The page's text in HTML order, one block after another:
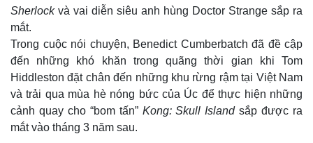
Sherlock và vai diễn siêu anh hùng Doctor Strange sắp ra
mắt.
Trong cuộc nói chuyện, Benedict Cumberbatch đã đề cập
đến những khó khăn trong quãng thời gian khi Tom
Hiddleston đặt chân đến những khu rừng rậm tại Việt Nam
và trải qua mùa hè nóng bức của Úc để thực hiện những
cảnh quay cho “bom tấn” Kong: Skull Islandsắp được ra
mắt vào tháng 3 năm sau.